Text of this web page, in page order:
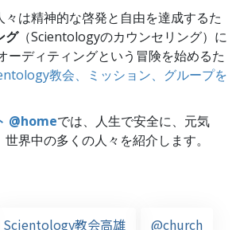
は精神的な啓発と自由を達成するた
グ（Scientologyのカウンセリング）に
ーディティングという冒険を始めるた
教会、ミッション、グループを
@homeでは、人生で安全に、元気
界中の多くの人々を紹介します。
Scientology教会高雄
@church